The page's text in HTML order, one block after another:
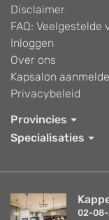
Disclaimer
FAQ: Veelgestelde
Inloggen
Over ons
Kapsalon
Privacybeleid
Provincies
Specialisaties
02-